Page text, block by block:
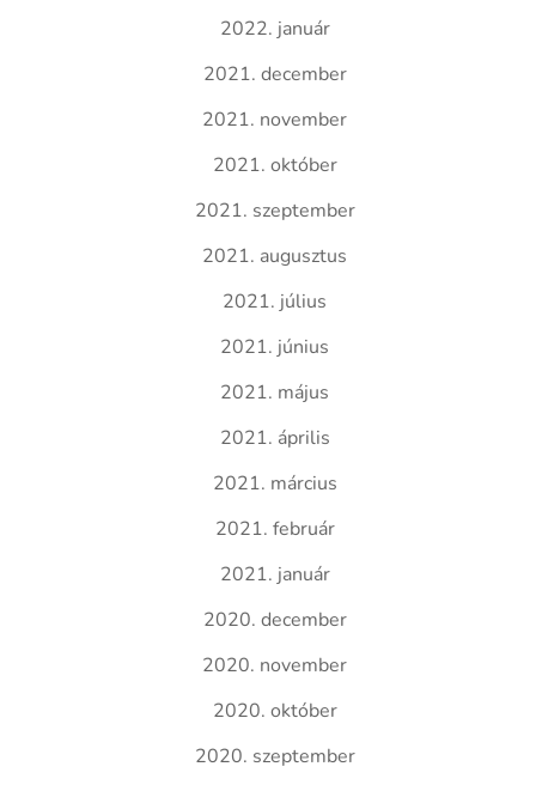
2022. január
2021. december
2021. november
2021. október
2021. szeptember
2021. augusztus
2021. július
2021. június
2021. május
2021. április
2021. március
2021. február
2021. január
2020. december
2020. november
2020. október
2020. szeptember